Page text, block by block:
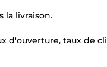
la livraison.
d'ouverture, taux de